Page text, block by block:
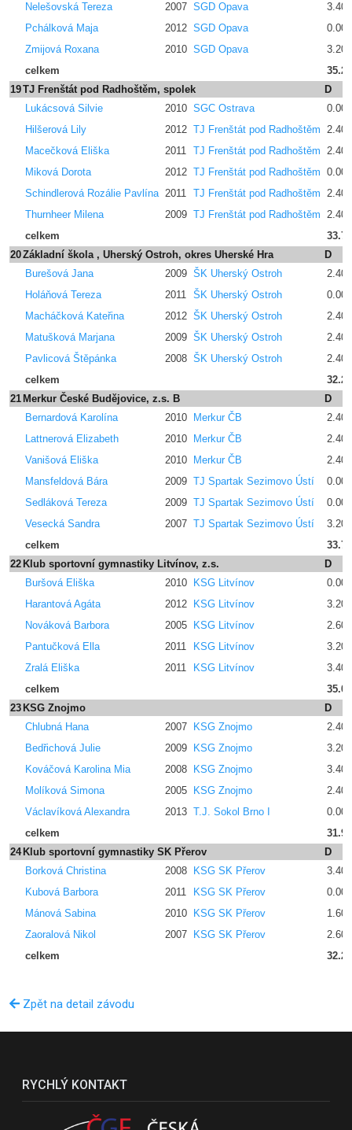
Nelešovská Tereza
2007 SGD Opava
3.400
Pchálková Maja
2012 SGD Opava
0.00
Zmijová Roxana
2010 SGD Opava
3.200
celkem
19TJ Frenštát pod Radhoštěm, spolek
D
Lukácsová Silvie
2010 SGC Ostrava
0.00
Hilšerová Lily
2012 TJ Frenštát pod Radhoštěm 2.400
Macečková Eliška
2011 TJ Frenštát pod Radhoštěm 2.400
Miková Dorota
2012 TJ Frenštát pod Radhoštěm 0.00
Schindlerová Rozálie Pavlína 2011 TJ Frenštát pod Radhoštěm 2.400
Thurnheer Milena
2009 TJ Frenštát pod Radhoštěm 2.400
celkem
20Základní škola , Uherský Ostroh, okres Uherské Hra
D
Burešová Jana
2009 ŠK Uherský Ostroh
2.400
Holáňová Tereza
2011 ŠK Uherský Ostroh
0.00
Macháčková Kateřina
2012 ŠK Uherský Ostroh
2.400
Matušková Marjana
2009 ŠK Uherský Ostroh
2.400
Pavlicová Štěpánka
2008 ŠK Uherský Ostroh
2.400
celkem
21 Merkur České Budějovice, z.s. B
D
Bernardová Karolína
2010 Merkur ČB
2.400
Lattnerová Elizabeth
2010 Merkur ČB
2.400
Vanišová Eliška
2010 Merkur ČB
2.400
Mansfeldová Bára
2009 TJ Spartak Sezimovo Ústí
0.00
Sedláková Tereza
2009 TJ Spartak Sezimovo Ústí
0.00
Vesecká Sandra
2007 TJ Spartak Sezimovo Ústí
3.200
celkem
22 Klub sportovní gymnastiky Litvínov, z.s.
D
Buršová Eliška
2010 KSG Litvínov
0.00
Harantová Agáta
2012 KSG Litvínov
3.200
Nováková Barbora
2005 KSG Litvínov
2.600
Pantučková Ella
2011 KSG Litvínov
3.200
Zralá Eliška
2011 KSG Litvínov
3.400
celkem
23 KSG Znojmo
D
Chlubná Hana
2007 KSG Znojmo
2.400
Bedřichová Julie
2009 KSG Znojmo
3.200
Kováčová Karolina Mia
2008 KSG Znojmo
3.400
Molíková Simona
2005 KSG Znojmo
2.400
Václavíková Alexandra
2013 T.J. Sokol Brno I
0.00
celkem
24 Klub sportovní gymnastiky SK Přerov
D
Borková Christina
2008 KSG SK Přerov
3.400
Kubová Barbora
2011 KSG SK Přerov
0.00
Mánová Sabina
2010 KSG SK Přerov
1.600
Zaoralová Nikol
2007 KSG SK Přerov
2.600
celkem
Zpět na detail závodu
RYCHLÝ KONTAKT